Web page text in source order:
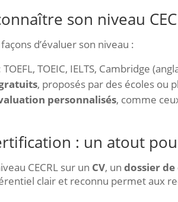
son niveau
d’évaluer son niveau :
TOEFL, TOEIC, IELTS, Cambridge
, proposés par des écoles ou
personnalisés, comme
: un atout
CECRL sur un CV, un dossier
clair et reconnu permet aux